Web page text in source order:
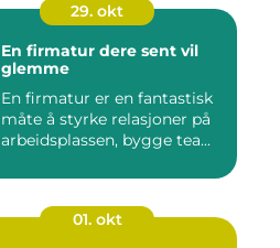
29. okt
En firmatur dere sent vil
glemme
En firmatur er en fantastisk
måte å styrke relasjoner på
arbeidsplassen, bygge tea...
01. okt